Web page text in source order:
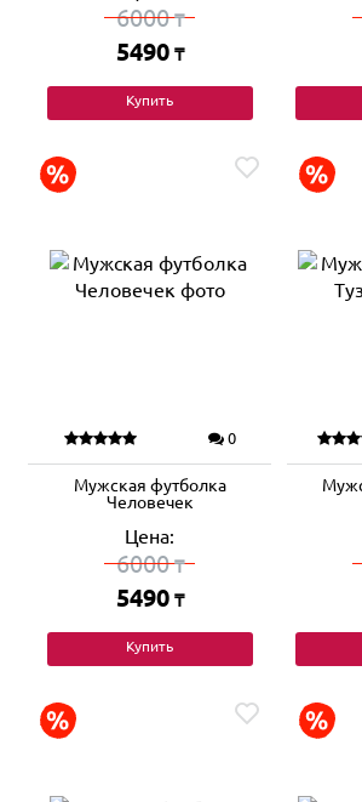
6000₸
5490 ₸
Купить
0
Мужская футболка
Человечек
Цена:
6000₸
5490 ₸
Купить